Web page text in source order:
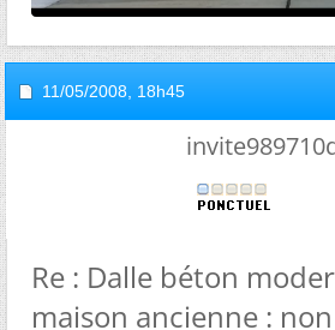
11/05/2008, 18h45
Re : Dalle béton
maison ancienne :